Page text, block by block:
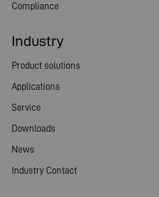
Compliance
Industry
Product solutions
Applications
Service
Downloads
News
Industry Contact